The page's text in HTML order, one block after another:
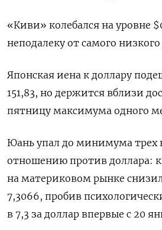
«Киви» колебался на уровне
неподалеку от самого низкого
Японская иена к доллару
151,83, но держится вблизи
пятницу максимума одного
Юань упал до минимума трех
отношению против доллара:
на материковом рынке
7,3066​, пробив
в 7,3 за доллар впервые с 20